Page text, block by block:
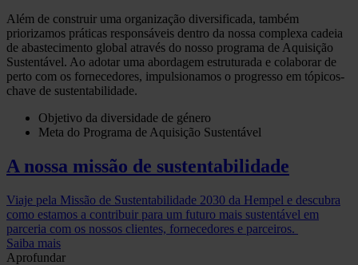
Além de construir uma organização diversificada, também
priorizamos práticas responsáveis dentro da nossa complexa cadeia
de abastecimento global através do nosso programa de Aquisição
Sustentável. Ao adotar uma abordagem estruturada e colaborar de
perto com os fornecedores, impulsionamos o progresso em tópicos-
chave de sustentabilidade.
Objetivo da diversidade de género
Meta do Programa de Aquisição Sustentável
A nossa missão de sustentabilidade
Viaje pela Missão de Sustentabilidade 2030 da Hempel e descubra
como estamos a contribuir para um futuro mais sustentável em
parceria com os nossos clientes, fornecedores e parceiros.
Saiba mais
Aprofundar